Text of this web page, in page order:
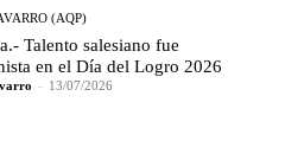
(AQP)
Talento salesiano fue
en el Día del Logro 2026
- 13/07/2026